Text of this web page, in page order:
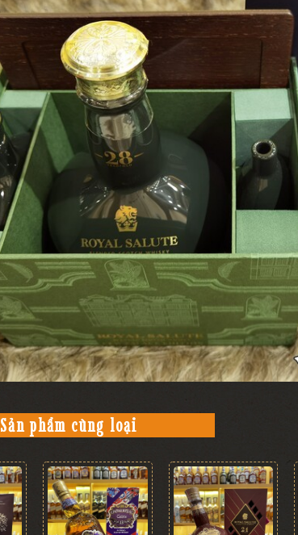
Sản phẩm cùng loại